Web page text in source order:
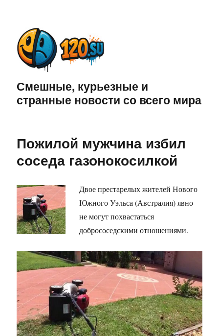
Смешные, курьезные и
странные новости со всего мира
Пожилой мужчина избил
соседа газонокосилкой
Двое престарелых жителей Нового
Южного Уэльса (Австралия) явно
не могут похвастаться
добрососедскими отношениями.